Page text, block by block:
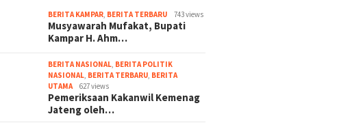
BERITA KAMPAR, BERITA TERBARU 743 views
Musyawarah Mufakat, Bupati
Kampar H. Ahm…
BERITA NASIONAL, BERITA POLITIK
NASIONAL, BERITA TERBARU, BERITA
UTAMA
627 views
Pemeriksaan Kakanwil Kemenag
Jateng oleh…